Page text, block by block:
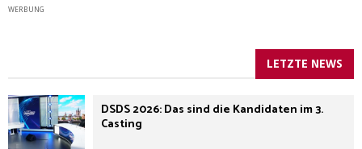
WERBUNG
LETZTE NEWS
DSDS 2026: Das sind die Kandidaten im 3.
Casting